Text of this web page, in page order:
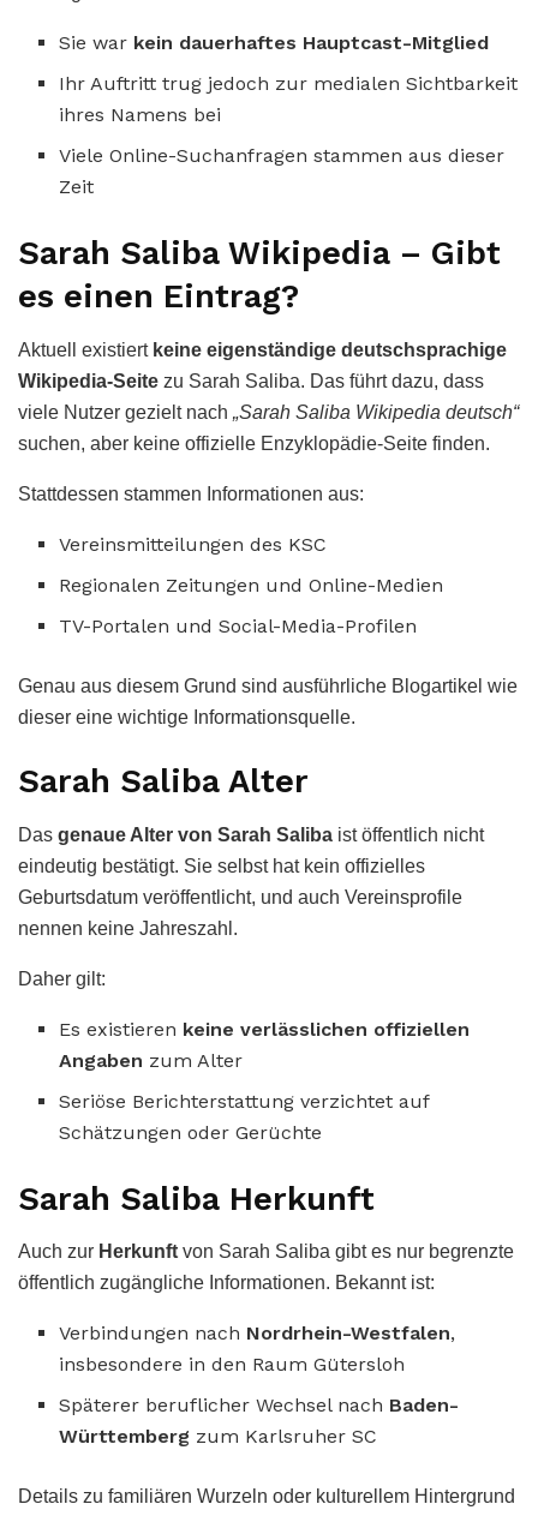
Sie war kein dauerhaftes Hauptcast-Mitglied
Ihr Auftritt trug jedoch zur medialen Sichtbarkeit
ihres Namens bei
Viele Online-Suchanfragen stammen aus dieser
Zeit
Sarah Saliba Wikipedia – Gibt
es einen Eintrag?
Aktuell existiert keine eigenständige deutschsprachige
Wikipedia-Seite zu Sarah Saliba. Das führt dazu, dass
viele Nutzer gezielt nach „Sarah Saliba Wikipedia deutsch“
suchen, aber keine offizielle Enzyklopädie-Seite finden.
Stattdessen stammen Informationen aus:
Vereinsmitteilungen des KSC
Regionalen Zeitungen und Online-Medien
TV-Portalen und Social-Media-Profilen
Genau aus diesem Grund sind ausführliche Blogartikel wie
dieser eine wichtige Informationsquelle.
Sarah Saliba Alter
Das genaue Alter von Sarah Saliba ist öffentlich nicht
eindeutig bestätigt. Sie selbst hat kein offizielles
Geburtsdatum veröffentlicht, und auch Vereinsprofile
nennen keine Jahreszahl.
Daher gilt:
Es existieren keine verlässlichen offiziellen
Angaben zum Alter
Seriöse Berichterstattung verzichtet auf
Schätzungen oder Gerüchte
Sarah Saliba Herkunft
Auch zur Herkunft von Sarah Saliba gibt es nur begrenzte
öffentlich zugängliche Informationen. Bekannt ist:
Verbindungen nach Nordrhein-Westfalen,
insbesondere in den Raum Gütersloh
Späterer beruflicher Wechsel nach Baden-
Württemberg zum Karlsruher SC
Details zu familiären Wurzeln oder kulturellem Hintergrund